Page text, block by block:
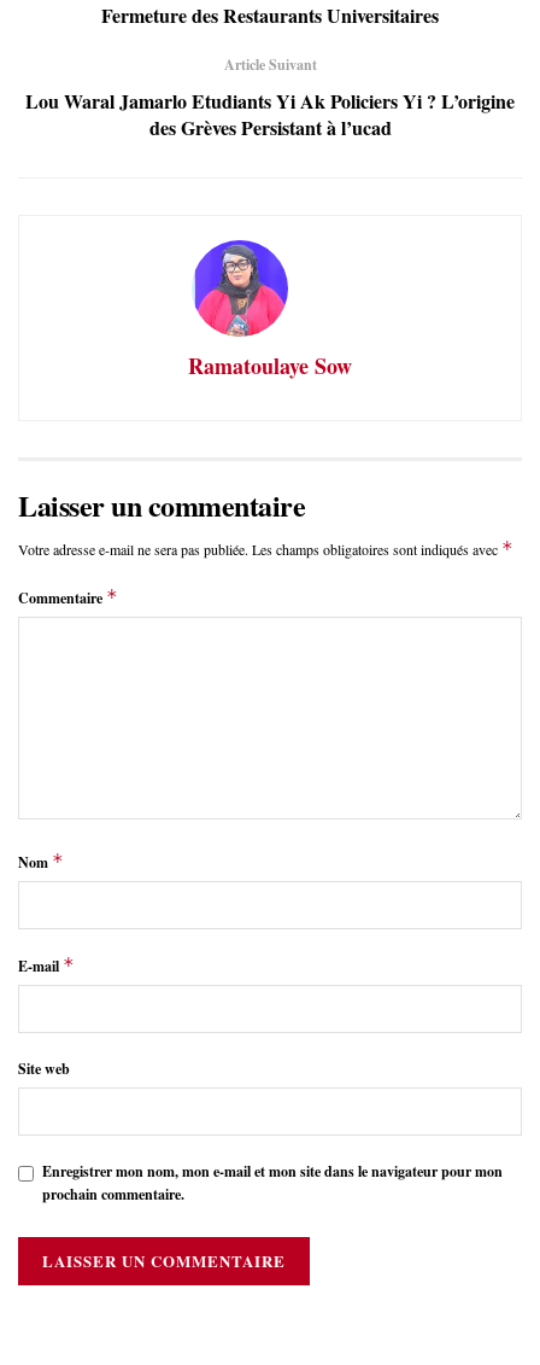
Fermeture des Restaurants Universitaires
Article Suivant
Lou Waral Jamarlo Etudiants Yi Ak Policiers Yi ? L’origine
des Grèves Persistant à l’ucad
Ramatoulaye Sow
Laisser un commentaire
Votre adresse e-mail ne sera pas publiée. Les champs obligatoires sont indiqués avec *
Commentaire *
Nom *
E-mail *
Site web
Enregistrer mon nom, mon e-mail et mon site dans le navigateur pour mon
prochain commentaire.